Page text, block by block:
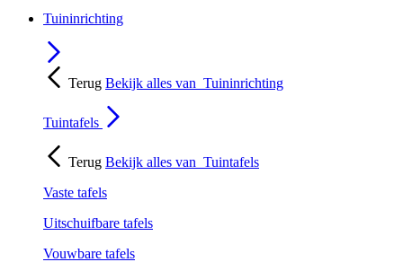
Tuininrichting
Terug Bekijk alles van Tuininrichting
Tuintafels
Terug Bekijk alles van Tuintafels
Vaste tafels
Uitschuifbare tafels
Vouwbare tafels